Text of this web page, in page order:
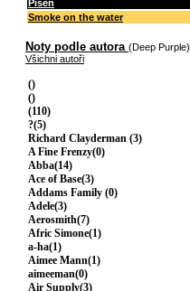
Píseň
Smoke on the water
Noty podle autora (Deep Purple)
Všichni autoři
()
()
(110)
?(5)
Richard Clayderman (3)
A Fine Frenzy(0)
Abba(14)
Ace of Base(3)
Addams Family (0)
Adele(3)
Aerosmith(7)
Afric Simone(1)
a-ha(1)
Aimee Mann(1)
aimeeman(0)
Air Supply(3)